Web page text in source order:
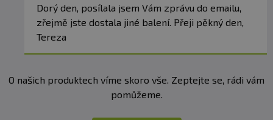
Dorý den, posílala jsem Vám zprávu do emailu,
zřejmě jste dostala jiné balení. Přeji pěkný den,
Tereza
O našich produktech víme skoro vše. Zeptejte se, rádi vám
pomůžeme.